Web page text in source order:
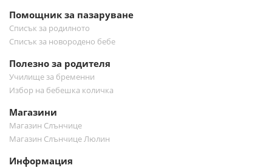
Помощник за пазаруване
Списък за родилното
Списък за новородено бебе
Полезно за родителя
Училище за бременни
Избор на бебешка количка
Магазини
Магазин Слънчице
Магазин Слънчице Люлин
Информация